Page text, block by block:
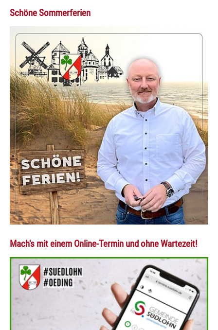
Schöne Sommerferien
Mach's mit einem Online-Termin und ohne Wartezeit!